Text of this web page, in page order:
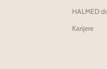
HALMED
Karijere